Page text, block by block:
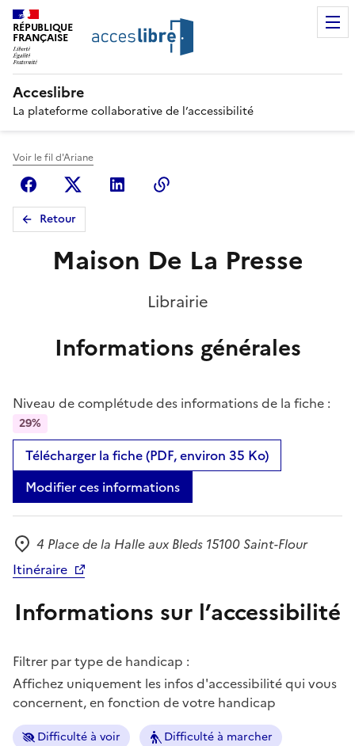
RÉPUBLIQUE
FRANÇAISE
Acceslibre
La plateforme collaborative de l’accessibilité
Voir le fil d'Ariane
FacebookX (anciennement Twitter)
Linkedin
Retour
Maison De La Presse
Librairie
Informations générales
Niveau de complétude des informations de la fiche :
29%
Télécharger la fiche (PDF, environ 35 Ko)
Modifier ces informations
Adresse
4 Place de la Halle aux Bleds 15100 Saint-Flour
Itinéraire
Informations sur l’accessibilité
Filtrer par type de handicap :
Affichez uniquement les infos d'accessibilité qui vous
concernent, en fonction de votre handicap
Difficulté à voir Difficulté à marcher